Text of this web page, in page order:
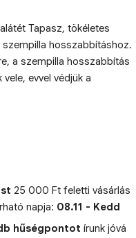
Tapasz, tökéletes
hosszabbításhoz.
a szempilla hosszabbítás
evvel védjük a
25 000 Ft feletti vásárlás
napja: 08.11 - Kedd
hűségpontot írunk jóvá